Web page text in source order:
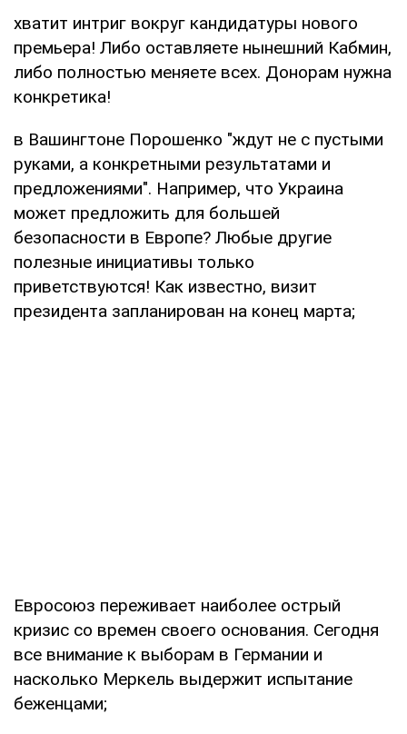
хватит интриг вокруг кандидатуры нового
премьера! Либо оставляете нынешний Кабмин,
либо полностью меняете всех. Донорам нужна
конкретика!
в Вашингтоне Порошенко "ждут не с пустыми
руками, а конкретными результатами и
предложениями". Например, что Украина
может предложить для большей
безопасности в Европе? Любые другие
полезные инициативы только
приветствуются! Как известно, визит
президента запланирован на конец марта;
Евросоюз переживает наиболее острый
кризис со времен своего основания. Сегодня
все внимание к выборам в Германии и
насколько Меркель выдержит испытание
беженцами;